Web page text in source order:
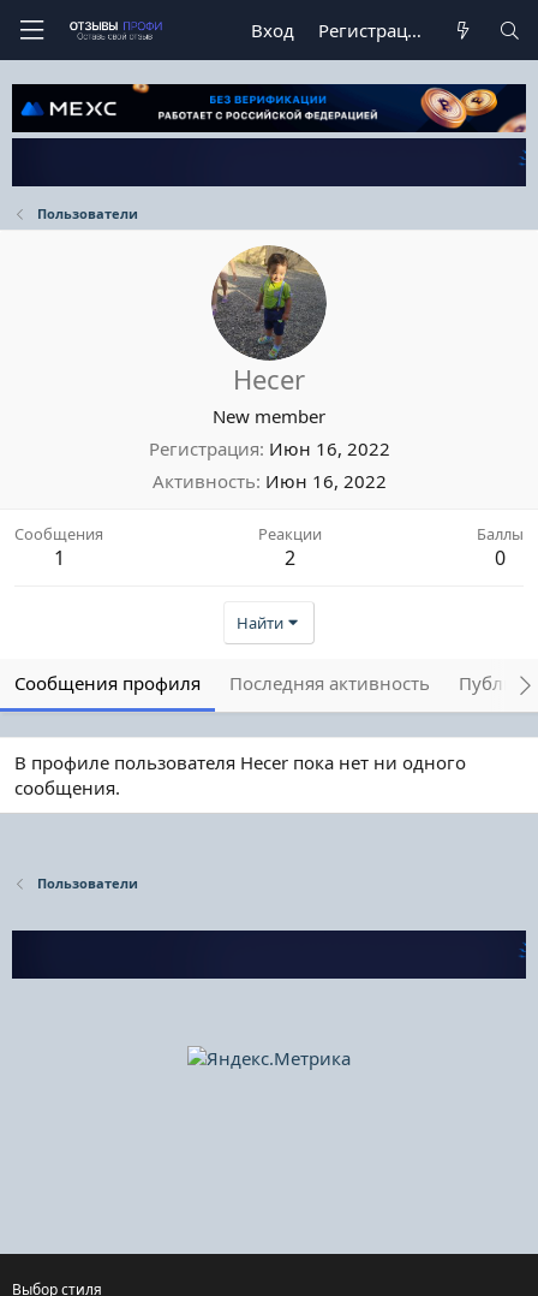
Вход Регистрация
Пользователи
Hecer
New member
Регистрация Июн 16, 2022
Активность Июн 16, 2022
Сообщения
1
Реакции
2
Баллы
0
Найти
Сообщения профиля Последняя активность
В профиле пользователя Hecer пока нет ни одного
сообщения.
Пользователи
Выбор стиля